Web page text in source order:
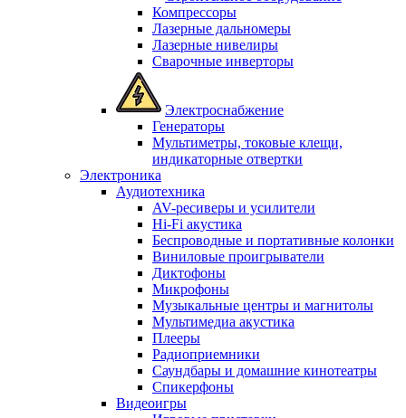
Компрессоры
Лазерные дальномеры
Лазерные нивелиры
Сварочные инверторы
Электроснабжение
Генераторы
Мультиметры, токовые клещи,
индикаторные отвертки
Электроника
Аудиотехника
AV-ресиверы и усилители
Hi-Fi акустика
Беспроводные и портативные колонки
Виниловые проигрыватели
Диктофоны
Микрофоны
Музыкальные центры и магнитолы
Мультимедиа акустика
Плееры
Радиоприемники
Саундбары и домашние кинотеатры
Спикерфоны
Видеоигры